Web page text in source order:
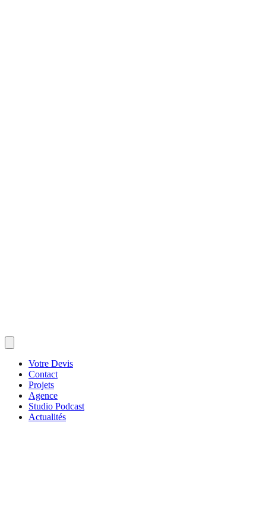
Votre Devis
Contact
Projets
Agence
Studio Podcast
Actualités